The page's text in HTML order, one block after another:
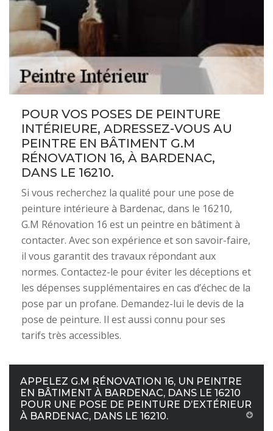
POUR VOS POSES DE PEINTURE
INTÉRIEURE, ADRESSEZ-VOUS AU
PEINTRE EN BÂTIMENT G.M
RÉNOVATION 16, À BARDENAC,
DANS LE 16210.
Si vous recherchez la qualité pour une pose de
peinture intérieure à Bardenac, dans le 16210,
G.M Rénovation 16 est un peintre en bâtiment à
contacter. Avec son expérience et son savoir-faire,
il vous garantit des travaux répondant aux
normes. Contactez-le pour éviter les déceptions et
les dépenses supplémentaires en cas d’échec de la
pose par un profane. Demandez-lui le devis de la
pose de peinture. Il est aussi connu pour ses
tarifs très accessibles.
APPELEZ G.M RÉNOVATION 16, UN PEINTRE
EN BÂTIMENT À BARDENAC, DANS LE 16210
POUR UNE POSE DE PEINTURE D’EXTÉRIEUR
À BARDENAC, DANS LE 16210.